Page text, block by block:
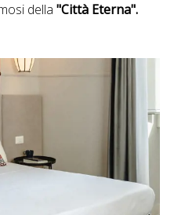
della"Città Eterna".